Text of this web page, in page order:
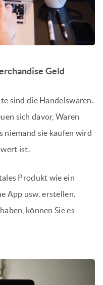
Geld
sind die Handelswaren.
sich davor, Waren
niemand sie kaufen wird
ist.
Produkt wie ein
App usw. erstellen.
können Sie es